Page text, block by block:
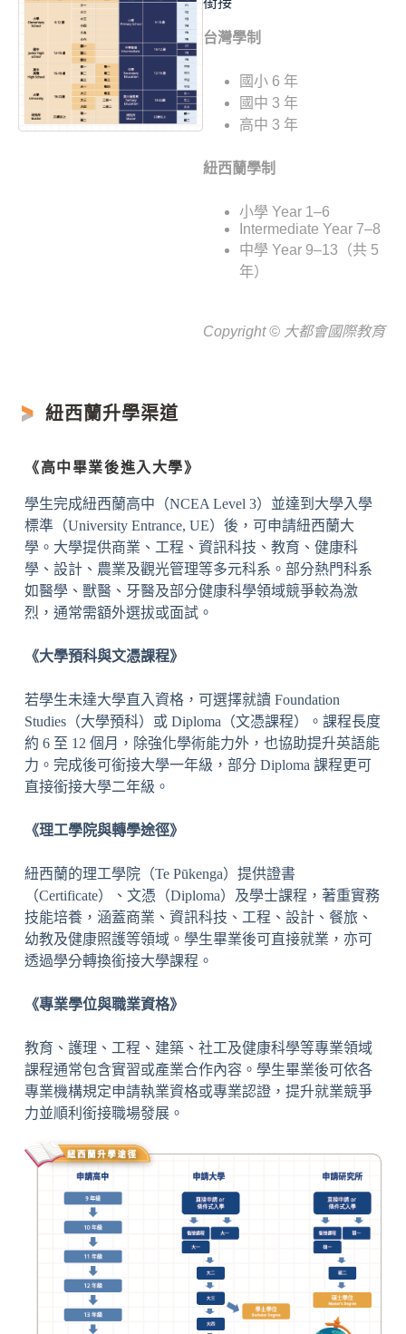
台灣學制
國小 6 年
國中 3 年
高中 3 年
紐西蘭學制
小學 Year 1–6
Intermediate Year 7–8
中學 Year 9–13（共 5
年）
Copyright © 大都會國際教育
紐西蘭升學渠道
《高中畢業後進入大學》
學生完成紐西蘭高中（NCEA Level 3）並達到大學入學
標準（University Entrance, UE）後，可申請紐西蘭大
學。大學提供商業、工程、資訊科技、教育、健康科
學、設計、農業及觀光管理等多元科系。部分熱門科系
如醫學、獸醫、牙醫及部分健康科學領域競爭較為激
烈，通常需額外選拔或面試。
《大學預科與文憑課程》
若學生未達大學直入資格，可選擇就讀 Foundation
Studies（大學預科）或 Diploma（文憑課程）。課程長度
約 6 至 12 個月，除強化學術能力外，也協助提升英語能
力。完成後可銜接大學一年級，部分 Diploma 課程更可
直接銜接大學二年級。
《理工學院與轉學途徑》
紐西蘭的理工學院（Te Pūkenga）提供證書
（Certificate）、文憑（Diploma）及學士課程，著重實務
技能培養，涵蓋商業、資訊科技、工程、設計、餐旅、
幼教及健康照護等領域。學生畢業後可直接就業，亦可
透過學分轉換銜接大學課程。
《專業學位與職業資格》
教育、護理、工程、建築、社工及健康科學等專業領域
課程通常包含實習或產業合作內容。學生畢業後可依各
專業機構規定申請執業資格或專業認證，提升就業競爭
力並順利銜接職場發展。